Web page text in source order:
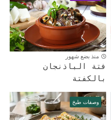
منذ بضع شهور
فتة الباذنجان
بالكفتة
وصفات طبخ